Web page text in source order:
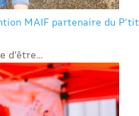
MAIF partenaire du P’tit
d’être...